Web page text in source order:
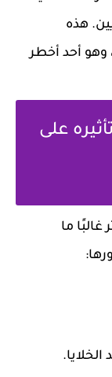
هذه
وهو أحد أخطر
على
غالبًا ما